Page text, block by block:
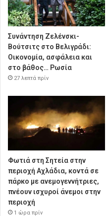
Συνάντηση Ζελένσκι-
Βούτσιτς στο Βελιγράδι:
Οικονομία, ασφάλεια και
στο βάθος… Ρωσία
27 λεπτά πρίν
Φωτιά στη Σητεία στην
περιοχή Αχλάδια, κοντά σε
πάρκο με ανεμογεννήτριες,
πνέουν ισχυροί άνεμοι στην
περιοχή
1 ώρα πρίν